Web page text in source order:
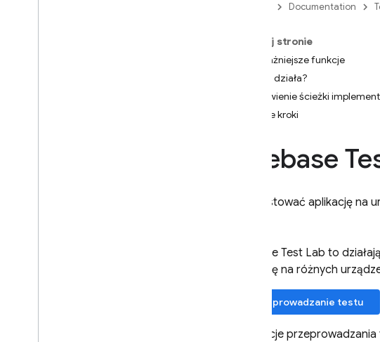
Documentation
Na tej stronie
Najważniejsze funkcje
Jak to działa?
Omówienie ścieżki
Dalsze kroki
Firebase
przetestować aplikację na
Firebase Test Lab to
aplikację na różnych
Przeprowadzanie testu
Instrukcje